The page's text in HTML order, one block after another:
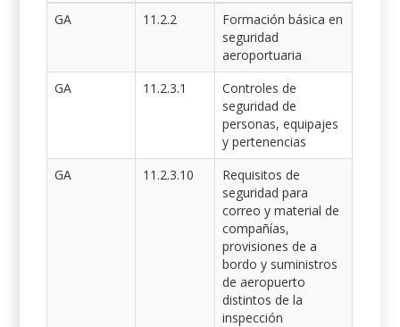
GA
11.2.2
Formación básica en
seguridad
aeroportuaria
GA
11.2.3.1
Controles de
seguridad de
personas, equipajes
y pertenencias
GA
11.2.3.10
Requisitos de
seguridad para
correo y material de
compañías,
provisiones de a
bordo y suministros
de aeropuerto
distintos de la
inspección